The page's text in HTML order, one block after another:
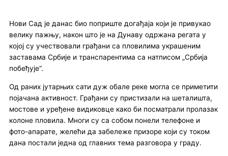
Нови Сад је данас био поприште догађаја који је привукао
велику пажњу, након што је на Дунаву одржана регата у
којој су учествовали грађани са пловилима украшеним
заставама Србије и транспарентима са натписом „Србија
побеђује“.
Од раних јутарњих сати дуж обале реке могла се приметити
појачана активност. Грађани су пристизали на шеталишта,
мостове и уређене видиковце како би посматрали пролазак
колоне пловила. Многи су са собом понели телефоне и
фото-апарате, желећи да забележе призоре који су током
дана постали једна од главних тема разговора у граду.